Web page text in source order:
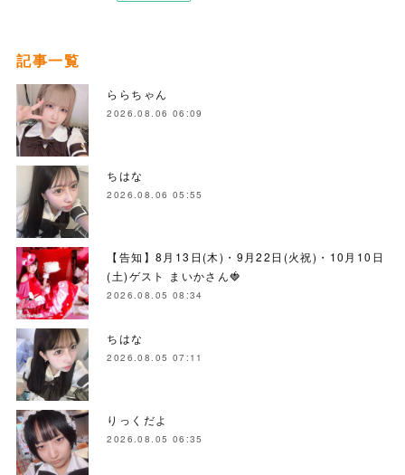
記事一覧
ららちゃん
2026.08.06 06:09
ちはな
2026.08.06 05:55
【告知】8月13日(木)・9月22日(火祝)・10月10日
(土)ゲスト まいかさん🍓
2026.08.05 08:34
ちはな
2026.08.05 07:11
りっくだよ
2026.08.05 06:35